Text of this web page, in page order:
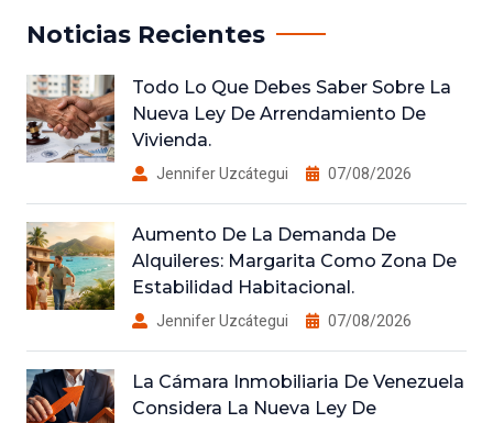
Noticias Recientes
Todo Lo Que Debes Saber Sobre La
Nueva Ley De Arrendamiento De
Vivienda.
Jennifer Uzcátegui 07/08/2026
Aumento De La Demanda De
Alquileres: Margarita Como Zona De
Estabilidad Habitacional.
Jennifer Uzcátegui 07/08/2026
La Cámara Inmobiliaria De Venezuela
Considera La Nueva Ley De